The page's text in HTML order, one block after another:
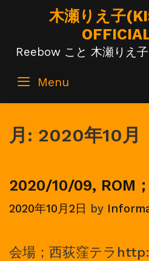
木瀬りえ子
Reebow こと 木瀬りえ子
Menu
月: 2020年10月
2020/10/09, ROM
2020年10月2日 by
会場；西荻窪テラ